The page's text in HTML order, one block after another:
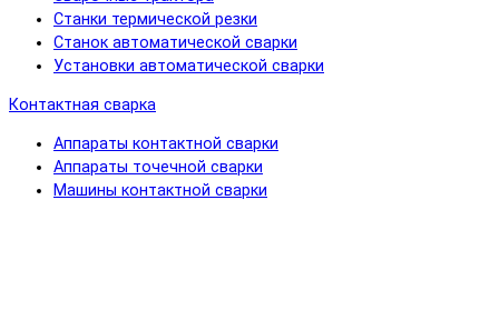
Станки термической резки
Станок автоматической сварки
Установки автоматической сварки
Контактная сварка
Аппараты контактной сварки
Аппараты точечной сварки
Машины контактной сварки